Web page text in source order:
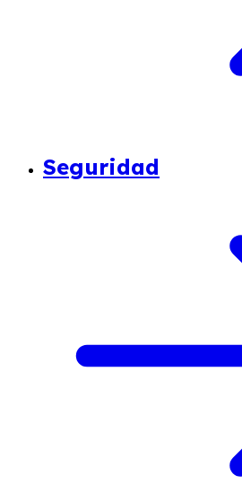
Seguridad